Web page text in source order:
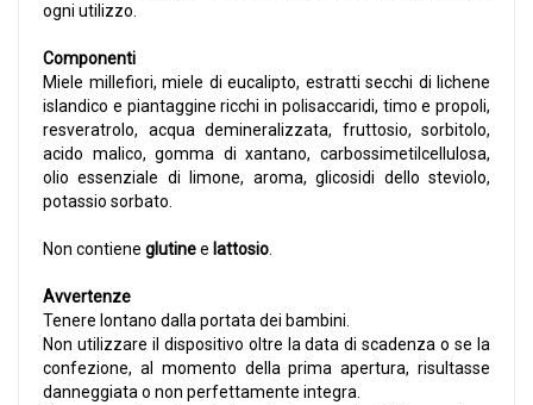
ogni utilizzo.
Componenti
Miele millefiori, miele di eucalipto, estratti secchi di lichene
islandico e piantaggine ricchi in polisaccaridi, timo e propoli,
resveratrolo, acqua demineralizzata, fruttosio, sorbitolo,
acido malico, gomma di xantano, carbossimetilcellulosa,
olio essenziale di limone, aroma, glicosidi dello steviolo,
potassio sorbato.
Non contiene glutinee lattosio.
Avvertenze
Tenere lontano dalla portata dei bambini.
Non utilizzare il dispositivo oltre la data di scadenza o se la
confezione, al momento della prima apertura, risultasse
danneggiata o non perfettamente integra.